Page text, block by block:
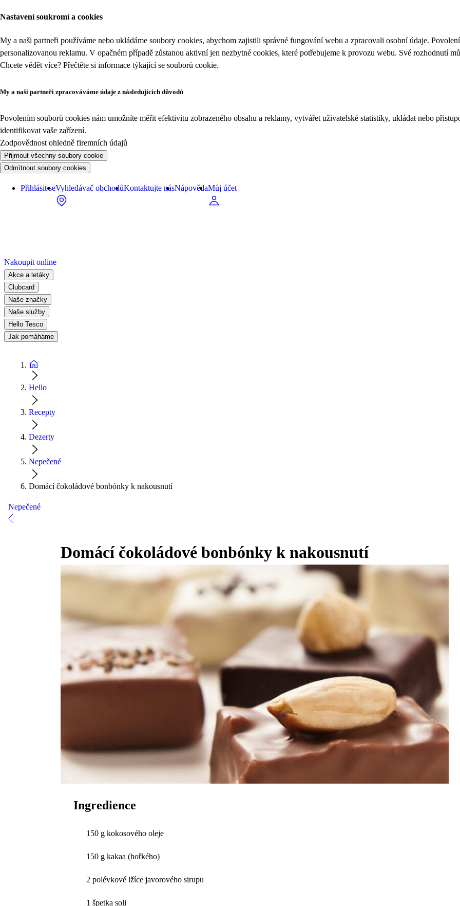
Nastavení soukromí a cookies
My a naši partneři používáme nebo ukládáme soubory cookies, abychom zajistili správné fungování webu a zpracovali osobní údaje.
personalizovanou reklamu. V opačném případě zůstanou aktivní jen nezbytné cookies, které potřebujeme k provozu webu. Své rozhodnutí
Chcete vědět více? Přečtěte si informace týkající se souborů cookie.
My a naši partneři zpracováváme údaje z následujících důvodů
Povolením souborů cookies nám umožníte měřit efektivitu zobrazeného obsahu a reklamy, vytvářet uživatelské statistiky, ukládat nebo
identifikovat vaše zařízení.
Zodpovědnost ohledně firemních údajů
Přijmout všechny soubory cookie
Odmítnout soubory cookies
Přihlásit seVyhledávač obchodůKontaktujte násNápovědaMůj účet
Nakoupit online
Akce a letáky
Clubcard
Naše značky
Naše služby
Hello Tesco
Jak pomáháme
Hello
Recepty
Dezerty
Nepečené
Domácí čokoládové bonbónky k nakousnutí
Nepečené
Domácí čokoládové bonbónky k nakousnutí
Ingredience
150 g kokosového oleje
150 g kakaa (hořkého)
2 polévkové lžíce javorového sirupu
1 špetka soli